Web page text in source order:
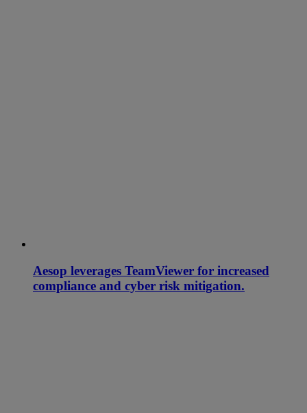
Aesop leverages TeamViewer for increased
compliance and cyber risk mitigation.